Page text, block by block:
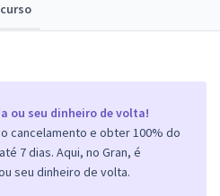
ou seu dinheiro de volta!
cancelamento e obter 100% do
7 dias. Aqui, no Gran, é
seu dinheiro de volta.